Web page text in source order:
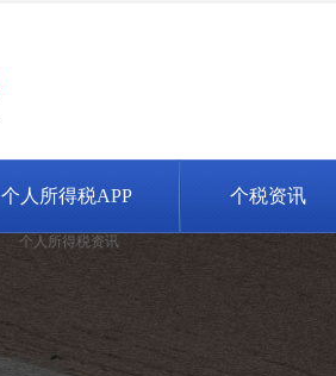
个人所得税APP 个税资讯
个人所得税资讯